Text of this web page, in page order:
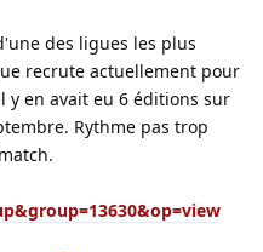
des ligues les plus
recrute actuellement pour
y en avait eu 6 éditions sur
Rythme pas trop